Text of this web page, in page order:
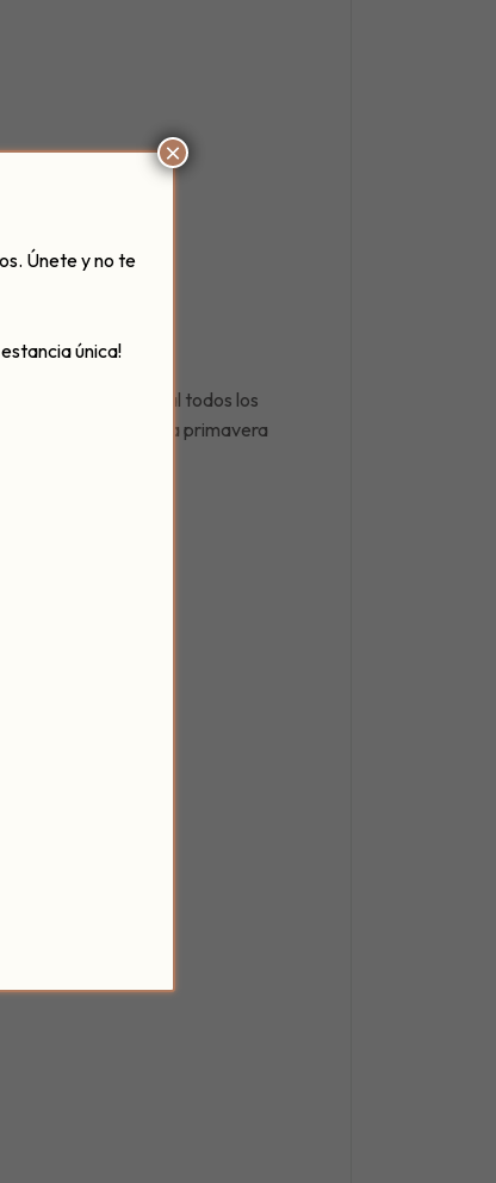
realza de forma brutal todos los
visita obligada esta primavera
la
Únete y no te
única!
×